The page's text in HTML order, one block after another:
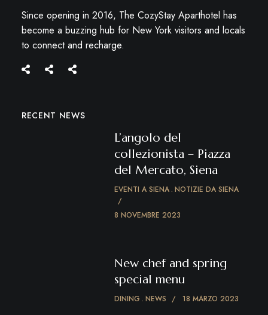
Since opening in 2016, The CozyStay Aparthotel has
become a buzzing hub for New York visitors and locals
to connect and recharge.
RECENT NEWS
L’angolo del
collezionista – Piazza
del Mercato, Siena
EVENTI A SIENA NOTIZIE DA SIENA
8 NOVEMBRE 2023
New chef and spring
special menu
DINING NEWS 18 MARZO 2023